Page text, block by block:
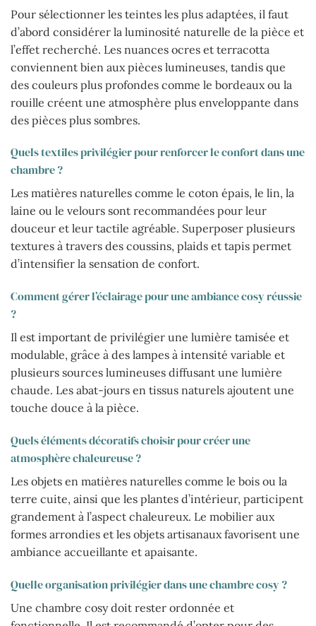
Pour sélectionner les teintes les plus adaptées, il faut
d’abord considérer la luminosité naturelle de la pièce et
l’effet recherché. Les nuances ocres et terracotta
conviennent bien aux pièces lumineuses, tandis que
des couleurs plus profondes comme le bordeaux ou la
rouille créent une atmosphère plus enveloppante dans
des pièces plus sombres.
Quels textiles privilégier pour renforcer le confort dans une
chambre ?
Les matières naturelles comme le coton épais, le lin, la
laine ou le velours sont recommandées pour leur
douceur et leur tactile agréable. Superposer plusieurs
textures à travers des coussins, plaids et tapis permet
d’intensifier la sensation de confort.
Comment gérer l’éclairage pour une ambiance cosy réussie
?
Il est important de privilégier une lumière tamisée et
modulable, grâce à des lampes à intensité variable et
plusieurs sources lumineuses diffusant une lumière
chaude. Les abat-jours en tissus naturels ajoutent une
touche douce à la pièce.
Quels éléments décoratifs choisir pour créer une
atmosphère chaleureuse ?
Les objets en matières naturelles comme le bois ou la
terre cuite, ainsi que les plantes d’intérieur, participent
grandement à l’aspect chaleureux. Le mobilier aux
formes arrondies et les objets artisanaux favorisent une
ambiance accueillante et apaisante.
Quelle organisation privilégier dans une chambre cosy ?
Une chambre cosy doit rester ordonnée et